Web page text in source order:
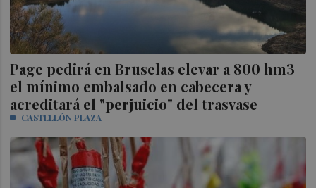
Page pedirá en Bruselas elevar a 800 hm3
el mínimo embalsado en cabecera y
acreditará el "perjuicio" del trasvase
CASTELLÓN PLAZA